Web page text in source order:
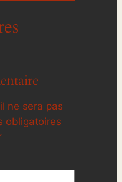
ne sera pas
obligatoires